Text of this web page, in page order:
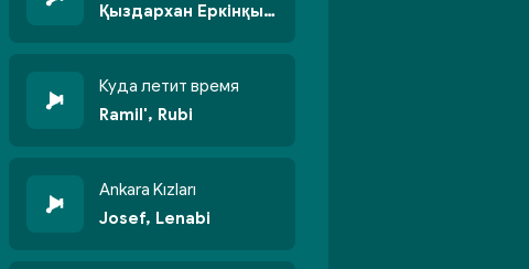
Қыздархан Еркінқызы
Куда летит время
Ramil', Rubi
Ankara Kızları
Josef, Lenabi